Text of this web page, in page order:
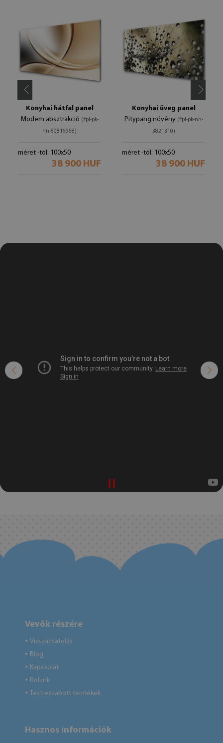
Konyhai hátfal panel
Modern absztrakció (#pl-pk-
nn-80816968)
méret -tól: 100x50
38 900 HUF
Konyhai üveg panel
Pitypang növény (#pl-pk-nn-
3821310)
méret -tól: 100x50
38 900 HUF
Vevők részére
● Visszacsatolás
● Blog
● Kapcsolat
● Rólunk
● Testreszabott termékek
Hasznos információk